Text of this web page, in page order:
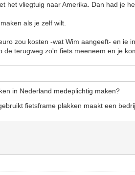
het vliegtuig naar Amerika. Dan had je
als je zelf wilt.
zou kosten -wat Wim aangeeft- en ie
de terugweg zo'n fiets meeneem en je
in Nederland medeplichtig maken?
fietsframe plakken maakt een